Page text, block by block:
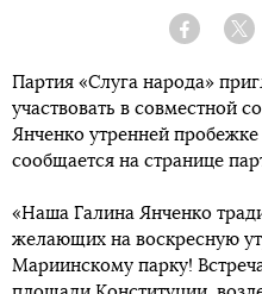
Facebook
Партия «Слуга народа»
участвовать в совместной
Янченко утренней
сообщается на странице
«Наша Галина Янченко
желающих на воскресную
Мариинскому парку!